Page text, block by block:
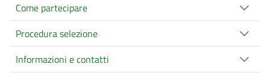
Come partecipare
Procedura selezione
Informazioni e contatti